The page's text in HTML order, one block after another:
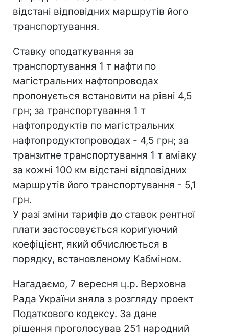
відстані відповідних маршрутів його
транспортування.
Ставку оподаткування за
транспортування 1 т нафти по
магістральних нафтопроводах
пропонується встановити на рівні 4,5
грн; за транспортування 1 т
нафтопродуктів по магістральних
нафтопродуктопроводах - 4,5 грн; за
транзитне транспортування 1 т аміаку
за кожні 100 км відстані відповідних
маршрутів його транспортування - 5,1
грн.
У разі зміни тарифів до ставок рентної
плати застосовується коригуючий
коефіцієнт, який обчислюється в
порядку, встановленому Кабміном.
Нагадаємо, 7 вересня ц.р. Верховна
Рада України зняла з розгляду проект
Податкового кодексу. За дане
рішення проголосував 251 народний